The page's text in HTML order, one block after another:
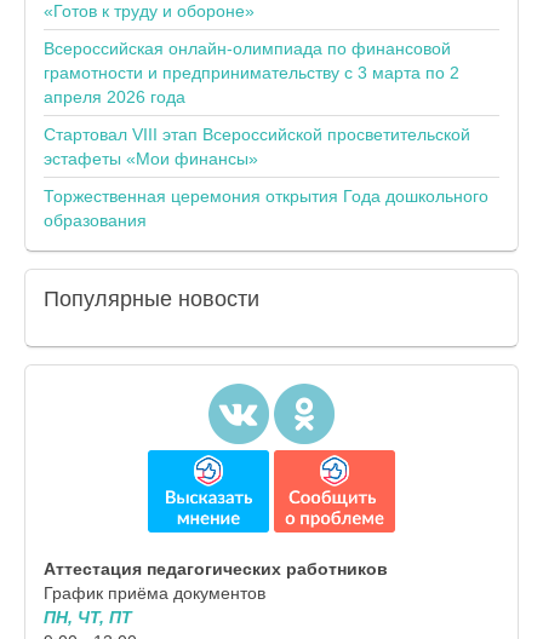
«Готов к труду и обороне»
Всероссийская онлайн-олимпиада по финансовой
грамотности и предпринимательству с 3 марта по 2
апреля 2026 года
Стартовал VIII этап Всероссийской просветительской
эстафеты «Мои финансы»
Торжественная церемония открытия Года дошкольного
образования
Популярные новости
Аттестация педагогических работников
График приёма документов
ПН, ЧТ, ПТ